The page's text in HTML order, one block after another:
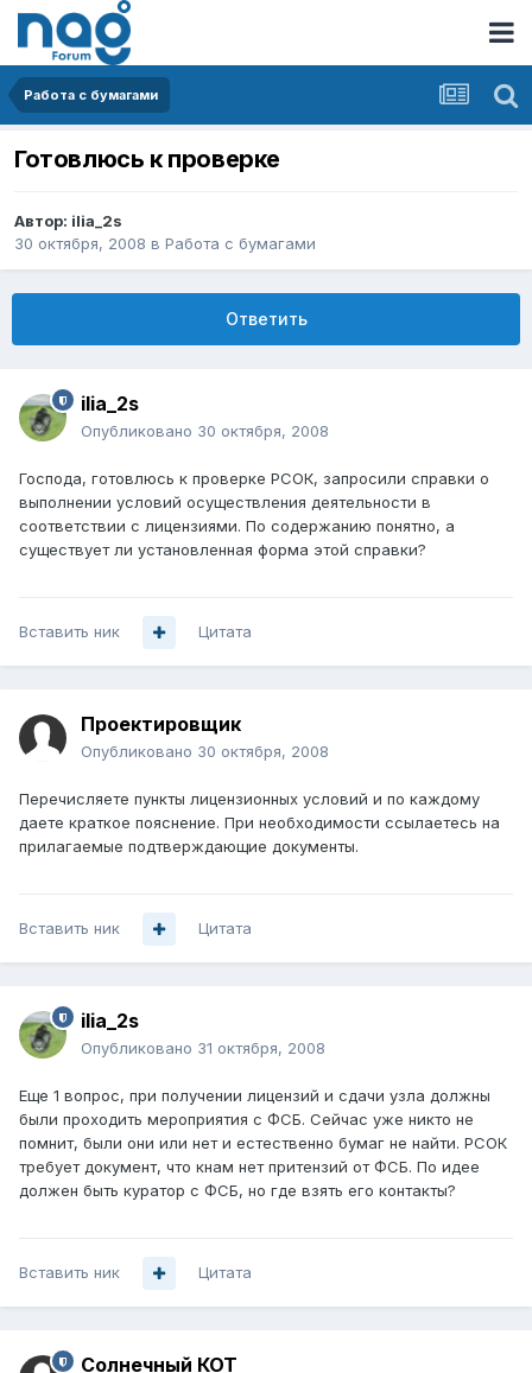
Работа с бумагами
Готовлюсь к проверке
Автор: ilia_2s
30 октября, 2008 в Работа с бумагами
Ответить
ilia_2s
Опубликовано 30 октября, 2008
Господа, готовлюсь к проверке РСОК, запросили справки о
выполнении условий осуществления деятельности в
соответствии с лицензиями. По содержанию понятно, а
существует ли установленная форма этой справки?
Вставить ник Цитата
Проектировщик
Опубликовано 30 октября, 2008
Перечисляете пункты лицензионных условий и по каждому
даете краткое пояснение. При необходимости ссылаетесь на
прилагаемые подтверждающие документы.
Вставить ник Цитата
ilia_2s
Опубликовано 31 октября, 2008
Еще 1 вопрос, при получении лицензий и сдачи узла должны
были проходить мероприятия с ФСБ. Сейчас уже никто не
помнит, были они или нет и естественно бумаг не найти. РСОК
требует документ, что кнам нет притензий от ФСБ. По идее
должен быть куратор с ФСБ, но где взять его контакты?
Вставить ник Цитата
Солнечный КОТ